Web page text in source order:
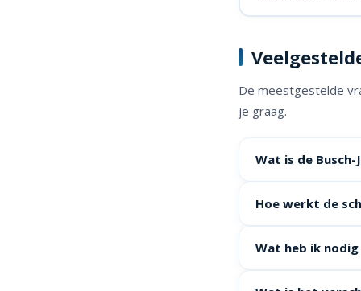
De meestgestelde
je graag.
Wat is de
Hoe werkt de
Wat heb ik